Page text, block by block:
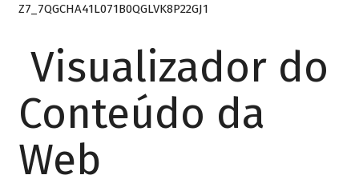
Z7_7QGCHA41L071B0QGLVK8P22GJ1
Visualizador do
Conteúdo da
Web